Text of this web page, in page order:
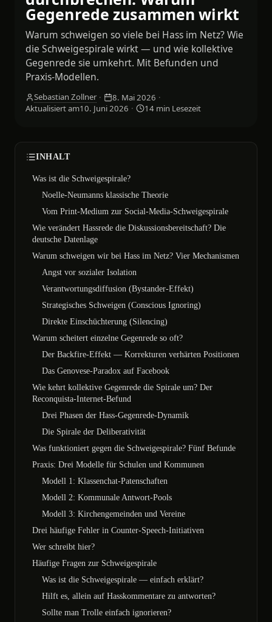
Gegenrede zusammen wirkt
Warum schweigen so viele bei Hass im Netz? Wie
die Schweigespirale wirkt — und wie kollektive
Gegenrede sie umkehrt. Mit Befunden und
Praxis-Modellen.
Sebastian Zollner · 8. Mai 2026 ·
Aktualisiert am10. Juni 2026 · 14 min Lesezeit
INHALT
Was ist die Schweigespirale?
Noelle-Neumanns klassische Theorie
Vom Print-Medium zur Social-Media-Schweigespirale
Wie verändert Hassrede die Diskussionsbereitschaft? Die
deutsche Datenlage
Warum schweigen wir bei Hass im Netz? Vier Mechanismen
Angst vor sozialer Isolation
Verantwortungsdiffusion (Bystander-Effekt)
Strategisches Schweigen (Conscious Ignoring)
Direkte Einschüchterung (Silencing)
Warum scheitert einzelne Gegenrede so oft?
Der Backfire-Effekt — Korrekturen verhärten Positionen
Das Genovese-Paradox auf Facebook
Wie kehrt kollektive Gegenrede die Spirale um? Der
Reconquista-Internet-Befund
Drei Phasen der Hass-Gegenrede-Dynamik
Die Spirale der Deliberativität
Was funktioniert gegen die Schweigespirale? Fünf Befunde
Praxis: Drei Modelle für Schulen und Kommunen
Modell 1: Klassenchat-Patenschaften
Modell 2: Kommunale Antwort-Pools
Modell 3: Kirchengemeinden und Vereine
Drei häufige Fehler in Counter-Speech-Initiativen
Wer schreibt hier?
Häufige Fragen zur Schweigespirale
Was ist die Schweigespirale — einfach erklärt?
Hilft es, allein auf Hasskommentare zu antworten?
Sollte man Trolle einfach ignorieren?